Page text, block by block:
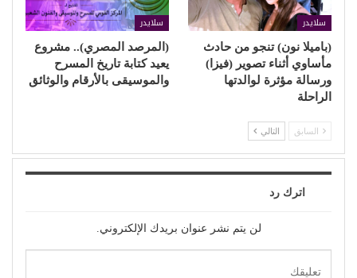
سلايدر
(باميلا نون) تنجو من حادث
مأساوي أثناء تصوير (فيزا)
ورسالة مؤثرة لوالدتها
الراحلة
سلايدر
(المرصد المصري).. مشروع
يعيد كتابة تاريخ المسرح
والموسيقى بالأرقام والوثائق
السابق التالي
اترك رد
لن يتم نشر عنوان بريدك الإلكتروني.